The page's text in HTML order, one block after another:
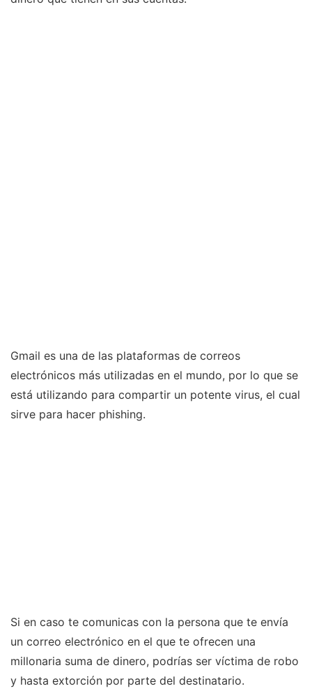
Gmail es una de las plataformas de correos
electrónicos más utilizadas en el mundo, por lo que se
está utilizando para compartir un potente virus, el cual
sirve para hacer phishing.
Si en caso te comunicas con la persona que te envía
un correo electrónico en el que te ofrecen una
millonaria suma de dinero, podrías ser víctima de robo
y hasta extorción por parte del destinatario.